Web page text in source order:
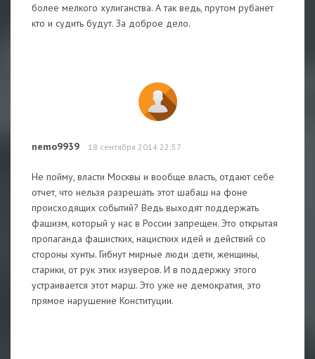
более мелкого хулиганства. А так ведь, прутом рубанет
кто и судить будут. За доброе дело.
nemo9939 18 сентября 2014 22:57
Не пойму, власти Москвы и вообще власть, отдают себе
отчет, что нельзя разрешать этот шабаш на фоне
происходящих событий? Ведь выходят поддержать
фашизм, который у нас в России запрещен. Это открытая
пропаганда фашистких, нацистких идей и действий со
стороны хунты. Гибнут мирные люди :дети, женщины,
старики, от рук этих изуверов. И в поддержку этого
устраивается этот марш. Это уже не демократия, это
прямое нарушение Конституции.